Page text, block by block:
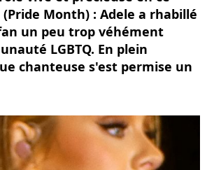
Month) : Adele a rhabillé
un peu trop véhément
LGBTQ. En plein
chanteuse s'est permise un